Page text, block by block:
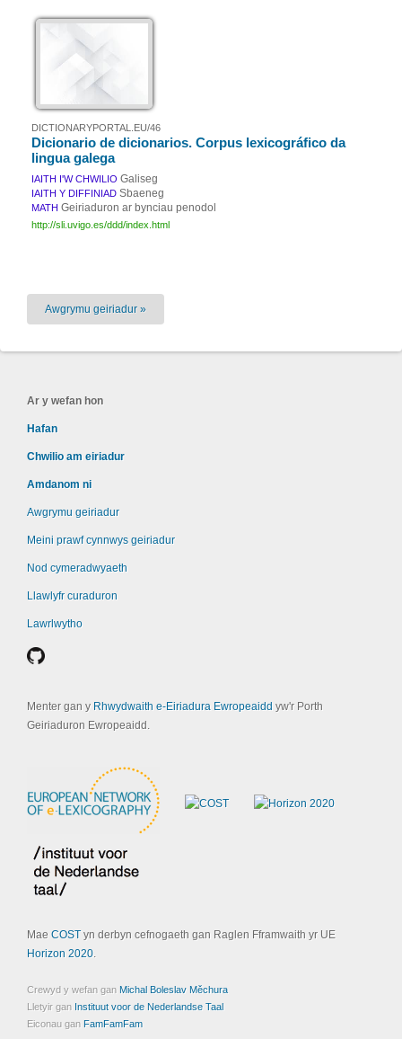
DICTIONARYPORTAL.EU/46
Dicionario de dicionarios. Corpus lexicográfico da
lingua galega
IAITH I'W CHWILIO Galiseg
IAITH Y DIFFINIAD Sbaeneg
MATH Geiriaduron ar bynciau penodol
http://sli.uvigo.es/ddd/index.html
Awgrymu geiriadur »
Ar y wefan hon
Hafan
Chwilio am eiriadur
Amdanom ni
Awgrymu geiriadur
Meini prawf cynnwys geiriadur
Nod cymeradwyaeth
Llawlyfr curaduron
Lawrlwytho
Menter gan y Rhwydwaith e-Eiriadura Ewropeaidd yw'r Porth
Geiriaduron Ewropeaidd.
Mae COSTyn derbyn cefnogaeth gan Raglen Fframwaith yr UE
Horizon 2020.
Crewyd y wefan gan Michal Boleslav Měchura
Lletyir gan Instituut voor de Nederlandse Taal
Eiconau gan FamFamFam